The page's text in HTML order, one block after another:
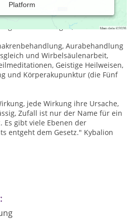
Platform
jedem von uns ist die größte Kraft,
(Hippokrates) Dabei helfe ich
Beratungen,
Aurabehandlung
und Wirbelsäulenarbeit,
Geistige Heilweisen,
und Körperakupunktur (die Fünf
jede Wirkung ihre Ursache,
Zufall ist nur der Name für ein
Es gibt viele Ebenen der
entgeht dem Gesetz." Kybalion